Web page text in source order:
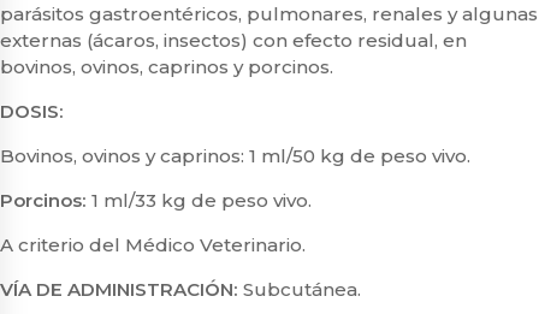
parásitos gastroentéricos, pulmonares, renales y algunas
externas (ácaros, insectos) con efecto residual, en
bovinos, ovinos, caprinos y porcinos.
DOSIS:
Bovinos, ovinos y caprinos: 1 ml/50 kg de peso vivo.
Porcinos: 1 ml/33 kg de peso vivo.
A criterio del Médico Veterinario.
VÍA DE ADMINISTRACIÓN: Subcutánea.